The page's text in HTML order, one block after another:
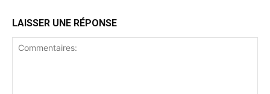
LAISSER UNE RÉPONSE